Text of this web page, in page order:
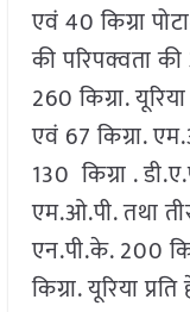
एवं 40 किग्रा
की परिपक्वता
260 किग्रा.
एवं 67 किग्रा.
130 किग्रा .
एम.ओ.पी. तथा
एन.पी.के. 200
किग्रा. यूरिया